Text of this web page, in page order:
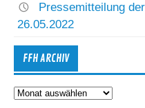
Pressemitteilung
26.05.2022
FFH ARCHIV
FFH
Archiv